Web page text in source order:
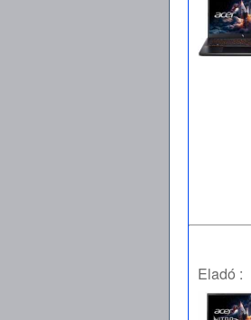
Eladó :